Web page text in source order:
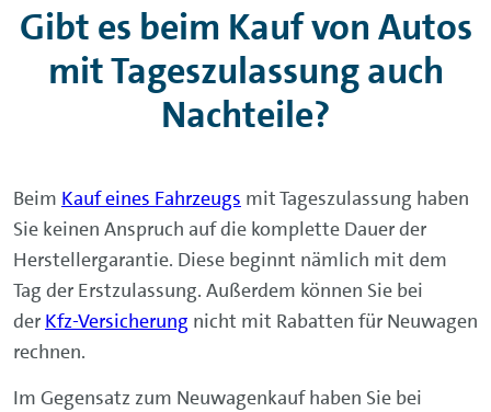
Gibt es beim Kauf von Autos
mit Tageszulassung auch
Nachteile?
Beim Kauf eines Fahrzeugs mit Tageszulassung haben
Sie keinen Anspruch auf die komplette Dauer der
Herstellergarantie. Diese beginnt nämlich mit dem
Tag der Erstzulassung. Außerdem können Sie bei
der Kfz-Versicherung nicht mit Rabatten für Neuwagen
rechnen.
Im Gegensatz zum Neuwagenkauf haben Sie bei